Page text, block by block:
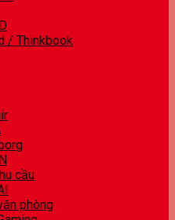
/ Thinkbook
cầu
phòng